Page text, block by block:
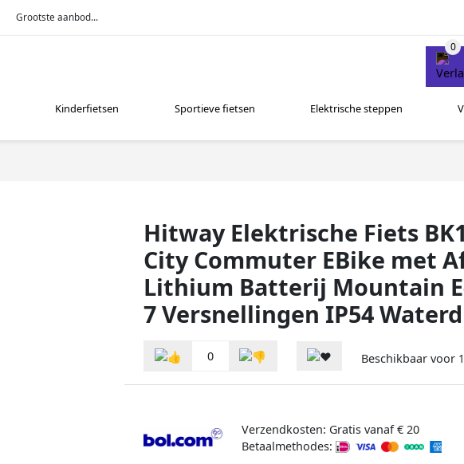
Grootste aanbod...
Kinderfietsen Sportieve fietsen Elektrische steppen
Hitway Elektrische Fiets
City Commuter EBike met
Lithium Batterij Mountain
7 Versnellingen IP54
0 Beschikbaar voor
Verzendkosten: Gratis vanaf € 20
Betaalmethodes: